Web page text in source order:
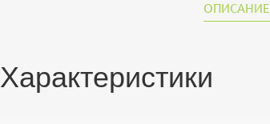
ОПИСАНИЕ
Характеристики